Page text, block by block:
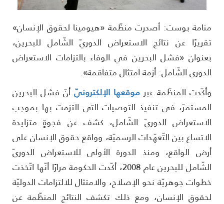
بوست: أصدرت منظّمة «هيومينا لحقوق الإنسان»
عن نتائج الاستعراض الدوريّ الشّامل للبحرين،
«فشل البحرين في الوفاء بالتزامات الاستعراض
الشّامل: أزمة امتثال متفاقمة».
المنظّمة عبر موقعها الإلكترونيّأنّ فشل البحرين
في تنفيذ التوصيات التي التزمت بها بموجب
الدوريّ الشّامل، كشف عن فجوةٍ متزايدة
بين التّعهّدات الرسميّة، وواقع حقوق الإنسان على
الواقع، ومنذ الدورة الأولى للاستعراض الدوريّ
الشّامل للبحرين عام 2008، أكّدت الحكومة مرارًا أنّها اتّخذت
جوهريّة نحو الإصلاح، والامتثال للالتزامات الدوليّة
الإنسان، ومع ذلك تكشف النتائج المنظّمة عن